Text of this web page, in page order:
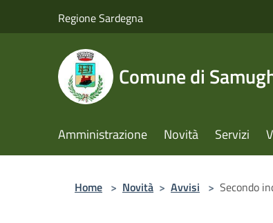
Regione Sardegna
Comune di
Amministrazione Novità Servizi
Home > Novità > Avvisi > Secondo